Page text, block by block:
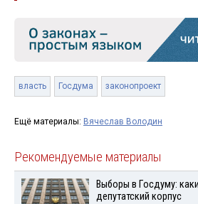
власть Госдума законопроект
Ещё материалы: Вячеслав Володин
Рекомендуемые материалы
Выборы в Госдуму:
депутатский корпус